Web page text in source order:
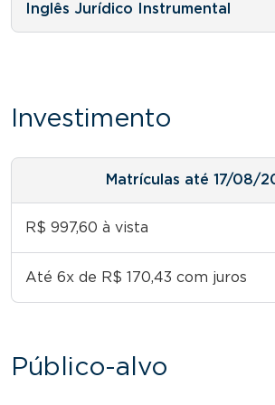
Inglês Jurídico Instrumental
Investimento
Matrículas até 17/08/
R$ 997,60 à vista
Até 6x de R$ 170,43 com juros
Público-alvo